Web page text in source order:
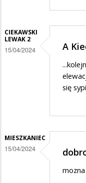
CIEKAWSKI
LEWAK 2
15/04/2024 A
się
MIESZKANIEC
15/04/2024